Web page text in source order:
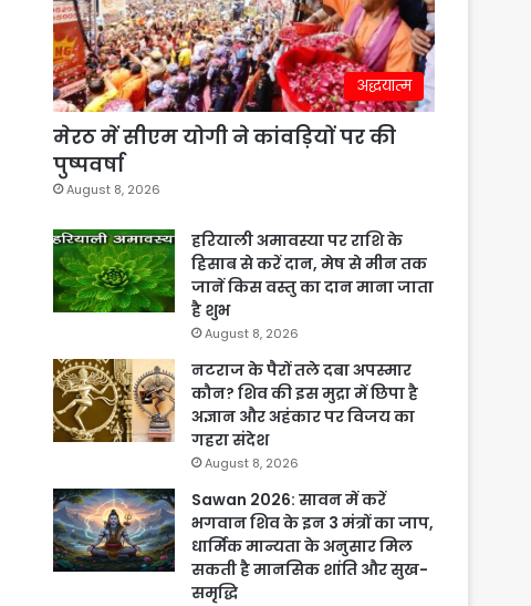
अद्धयात्म
मेरठ में सीएम योगी ने कांवड़ियों पर की
पुष्पवर्षा
August 8, 2026
हरियाली अमावस्या पर राशि के
हिसाब से करें दान, मेष से मीन तक
जानें किस वस्तु का दान माना जाता
है शुभ
August 8, 2026
नटराज के पैरों तले दबा अपस्मार
कौन? शिव की इस मुद्रा में छिपा है
अज्ञान और अहंकार पर विजय का
गहरा संदेश
August 8, 2026
Sawan 2026: सावन में करें
भगवान शिव के इन 3 मंत्रों का जाप,
धार्मिक मान्यता के अनुसार मिल
सकती है मानसिक शांति और सुख-
समृद्धि